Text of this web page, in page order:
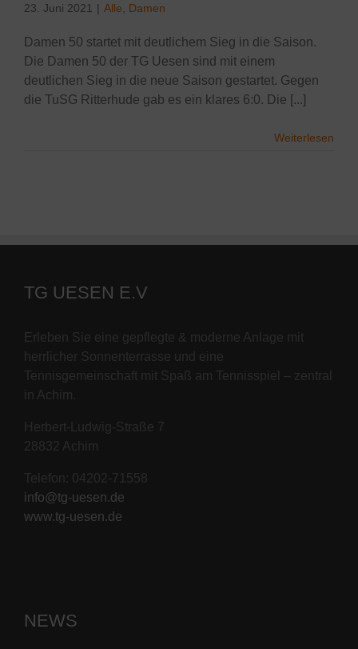
23. Juni 2021 | Alle Damen
Damen 50 startet mit deutlichem Sieg in die Saison.
Die Damen 50 der TG Uesen sind mit einem
deutlichen Sieg in die neue Saison gestartet. Gegen
die TuSG Ritterhude gab es ein klares 6:0. Die [...]
Weiterlesen
TG UESEN E.V
Erleben Sie eine gepflegte & moderne Anlage mit
herrlicher Sonnenterrasse und eine
Tennisgemeinschaft mit Spaß am Tennisspiel – zentral
in Achim.
Herbert-Ludwig-Straße 7
28832 Achim
Telefon: 04202-71558
info@tg-uesen.de
www.tg-uesen.de
NEWS